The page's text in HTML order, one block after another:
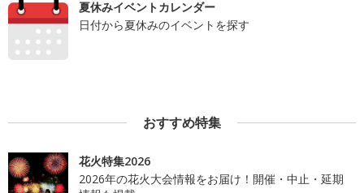
夏休みイベントカレンダー
日付から夏休みのイベントを探す
おすすめ特集
花火特集2026
2026年の花火大会情報をお届け！開催・中止・延期